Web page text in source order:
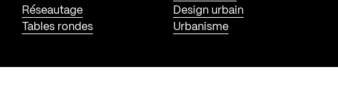
Réseautage
Tables rondes
Design urbain
Urbanisme